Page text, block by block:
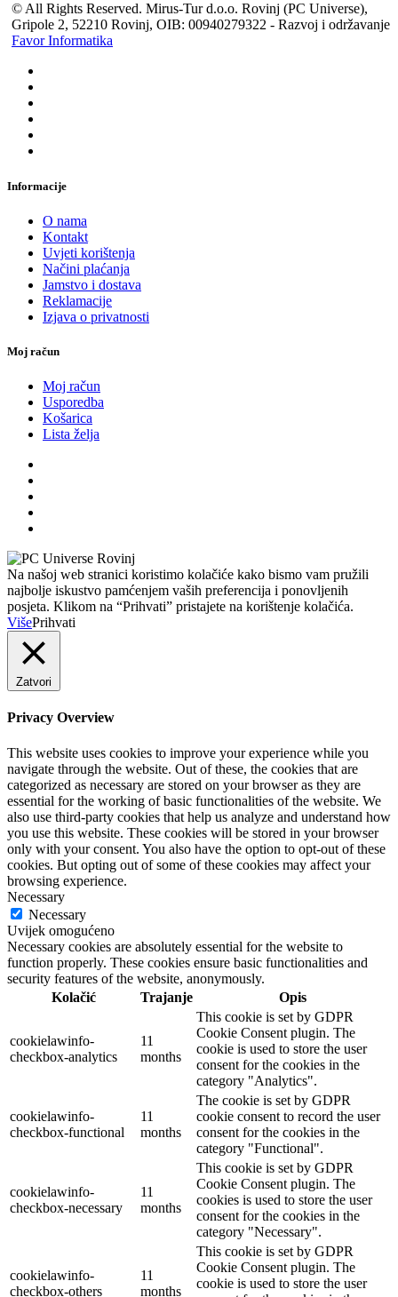
© All Rights Reserved. Mirus-Tur d.o.o. Rovinj (PC Universe),
Gripole 2, 52210 Rovinj, OIB: 00940279322 - Razvoj i održavanje
Favor Informatika
Informacije
O nama
Kontakt
Uvjeti korištenja
Načini plaćanja
Jamstvo i dostava
Reklamacije
Izjava o privatnosti
Moj račun
Moj račun
Usporedba
Košarica
Lista želja
Na našoj web stranici koristimo kolačiće kako bismo vam pružili
najbolje iskustvo pamćenjem vaših preferencija i ponovljenih
posjeta. Klikom na “Prihvati” pristajete na korištenje kolačića.
VišePrihvati
Zatvori
Privacy Overview
This website uses cookies to improve your experience while you
navigate through the website. Out of these, the cookies that are
categorized as necessary are stored on your browser as they are
essential for the working of basic functionalities of the website. We
also use third-party cookies that help us analyze and understand how
you use this website. These cookies will be stored in your browser
only with your consent. You also have the option to opt-out of these
cookies. But opting out of some of these cookies may affect your
browsing experience.
Necessary
Necessary
Uvijek omogućeno
Necessary cookies are absolutely essential for the website to
function properly. These cookies ensure basic functionalities and
security features of the website, anonymously.
Kolačić
Trajanje Opis
cookielawinfo-
checkbox-analytics
11
months
This cookie is set by GDPR
Cookie Consent plugin. The
cookie is used to store the user
consent for the cookies in the
category "Analytics".
cookielawinfo-
checkbox-functional
11
months
The cookie is set by GDPR
cookie consent to record the user
consent for the cookies in the
category "Functional".
cookielawinfo-
checkbox-necessary
11
months
This cookie is set by GDPR
Cookie Consent plugin. The
cookies is used to store the user
consent for the cookies in the
category "Necessary".
cookielawinfo-
checkbox-others
11
months
This cookie is set by GDPR
Cookie Consent plugin. The
cookie is used to store the user